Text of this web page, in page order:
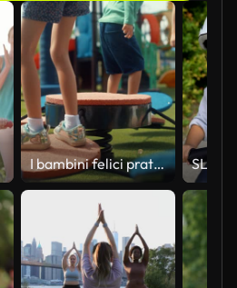
I bambini felici praticano l'attrezzatura per l'equilibrio prima della lezione di ginnastica mattutina in una scuola internazionale.